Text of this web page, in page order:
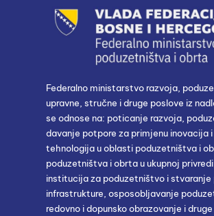
Federalno ministarstvo razvoja,
upravne, stručne i druge poslove iz
se odnose na: poticanje razvoja,
davanje potpore za primjenu inovacija
tehnologija u oblasti poduzetništva i
poduzetništva i obrta u ukupnoj
institucija za poduzetništvo i stvaranje
infrastrukture, osposobljavanje
redovno i dopunsko obrazovanje i